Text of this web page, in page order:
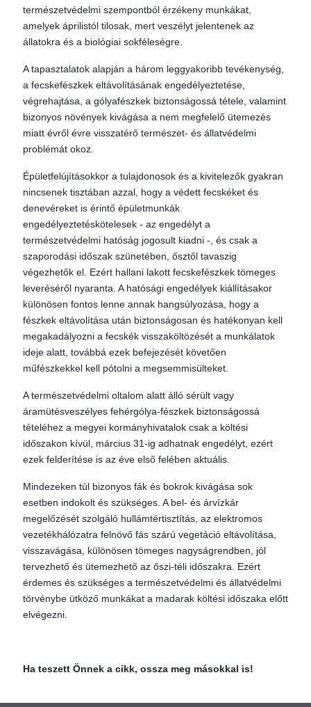
természetvédelmi szempontból érzékeny munkákat,
amelyek áprilistól tilosak, mert veszélyt jelentenek az
állatokra és a biológiai sokféleségre.
A tapasztalatok alapján a három leggyakoribb tevékenység,
a fecskefészkek eltávolításának engedélyeztetése,
végrehajtása, a gólyafészkek biztonságossá tétele, valamint
bizonyos növények kivágása a nem megfelelő ütemezés
miatt évről évre visszatérő természet- és állatvédelmi
problémát okoz.
Épületfelújításokkor a tulajdonosok és a kivitelezők gyakran
nincsenek tisztában azzal, hogy a védett fecskéket és
denevéreket is érintő épületmunkák
engedélyeztetéskötelesek - az engedélyt a
természetvédelmi hatóság jogosult kiadni -, és csak a
szaporodási időszak szünetében, ősztől tavaszig
végezhetők el. Ezért hallani lakott fecskefészkek tömeges
leveréséről nyaranta. A hatósági engedélyek kiállításakor
különösen fontos lenne annak hangsúlyozása, hogy a
fészkek eltávolítása után biztonságosan és hatékonyan kell
megakadályozni a fecskék visszaköltözését a munkálatok
ideje alatt, továbbá ezek befejezését követően
műfészkekkel kell pótolni a megsemmisülteket.
A természetvédelmi oltalom alatt álló sérült vagy
áramütésveszélyes fehérgólya-fészkek biztonságossá
tételéhez a megyei kormányhivatalok csak a költési
időszakon kívül, március 31-ig adhatnak engedélyt, ezért
ezek felderítése is az éve első felében aktuális.
Mindezeken túl bizonyos fák és bokrok kivágása sok
esetben indokolt és szükséges. A bel- és árvízkár
megelőzését szolgáló hullámtértisztítás, az elektromos
vezetékhálózatra felnövő fás szárú vegetáció eltávolítása,
visszavágása, különösen tömeges nagyságrendben, jól
tervezhető és ütemezhető az őszi-téli időszakra. Ezért
érdemes és szükséges a természetvédelmi és állatvédelmi
törvénybe ütköző munkákat a madarak költési időszaka előtt
elvégezni.
Ha teszett Önnek a cikk, ossza meg másokkal is!